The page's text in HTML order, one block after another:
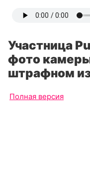
Участница
фото
штрафном
Полная версия